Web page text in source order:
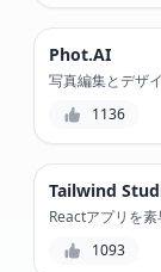
Phot.AI
写真編集とデザ
1136
Tailwind
Reactアプリを
1093